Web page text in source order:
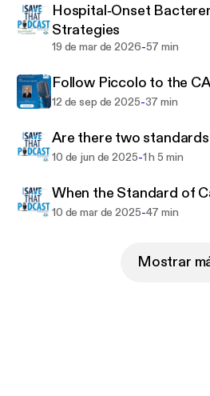
research, emerging trends,
efforts, clinical controversies
innovators.
Hospital‑Onset
Strategies
19 de mar de 2026-57 min
Follow Piccolo to the
12 de sep de 2025-37 min
Are there two
10 de jun de 2025-1 h 5 min
When the Standard of
10 de mar de 2025-47 min
Mostrar